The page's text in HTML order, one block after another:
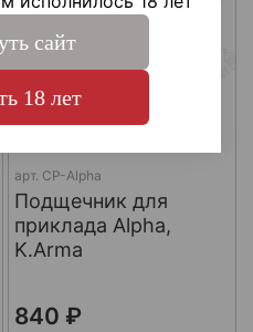
арт. CP-Alpha
Подщечник для
приклада Alpha,
K.Arma
840 ₽
сайт
18 лет